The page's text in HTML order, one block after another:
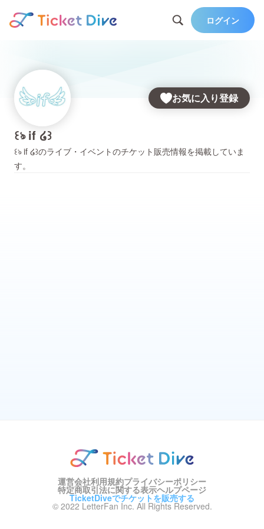
ログイン
お気に入り登録
꒰ঌ if ໒꒱
꒰ঌ if ໒꒱のライブ・イベントのチケット販売情報を掲載していま
す。
運営会社利用規約プライバシーポリシー
特定商取引法に関する表示ヘルプページ
TicketDiveでチケットを販売する
© 2022 LetterFan Inc. All Rights Reserved.